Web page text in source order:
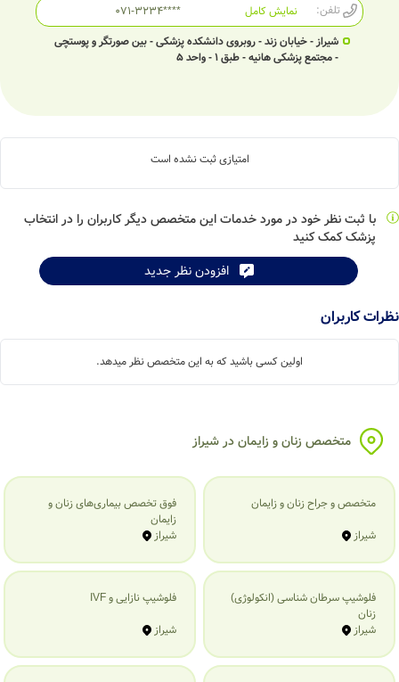
تلفن: 071-3234****
نمایش کامل
شیراز - خیابان زند - روبروی دانشکده پزشکی - بین صورتگر و پوستچی
- مجتمع پزشکی هانیه - طبق 1 - واحد 5
امتیازی ثبت نشده است
با ثبت نظر خود در مورد خدمات این متخصص دیگر کاربران را در انتخاب
پزشک کمک کنید
افزودن نظر جدید
نظرات کاربران
اولین کسی باشید که به این متخصص نظر میدهد.
متخصص زنان و زایمان در شیراز
متخصص و جراح زنان و زایمان
شیراز
فوق تخصص بیماری‌های زنان و
زایمان
شیراز
فلوشیپ سرطان شناسی (انکولوژی)
زنان
شیراز
فلوشیپ نازایی و IVF
شیراز